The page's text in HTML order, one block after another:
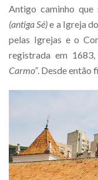
Antigo caminho
(antiga Sé)e a Igreja
pelas Igrejas e o
registrada em 1683,
Carmo”. Desde então